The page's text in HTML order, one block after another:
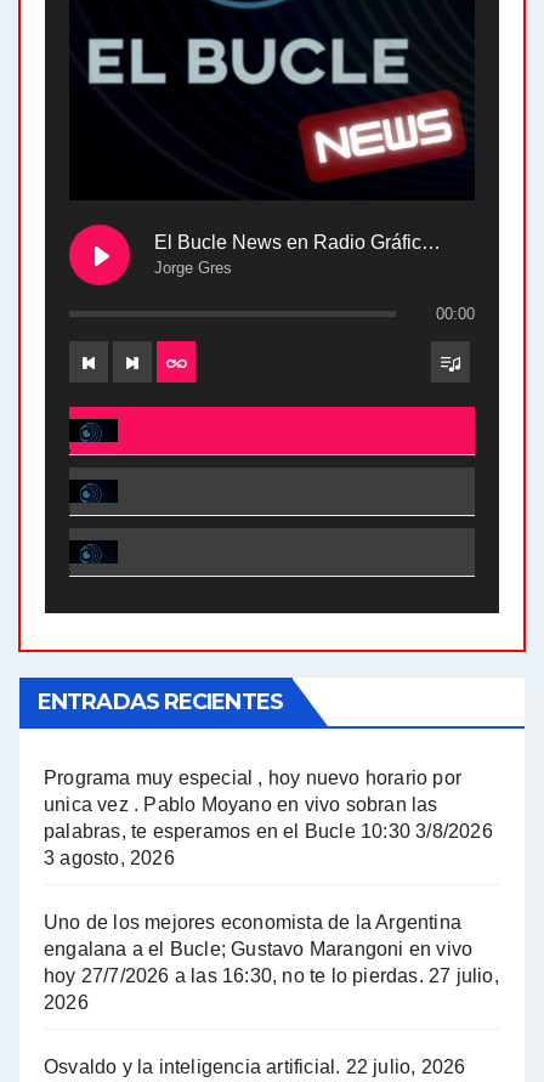
El Bucle News en Radio Gráfica. Bloque 2 . 28.04.24
Jorge Gres
00:00
El Bucle News en Radio Gráfica. Bloque 2 . 28.04.24 - Jorge Gres
El Bucle News en Radio Gráfica. Bloque 1 . 28.04.24 - Jorge Gres
El Bucle News en Radio Gráfica. Bloque 2 . 21.04.24 - Jorge Gres
A mayor poder al empresariado le cuesta encontrar resistencia - Jose Urtubey con Jorge Gres
Hugo Yasky : Día de la Militancia - Hugo Yasky con Jorge Gres
Hugo Yasky sobre la Coordinadora de las Industrias de Productos Alimenticios (COPAL) - Hugo Yasky con Jorge Gres
ENTRADAS RECIENTES
Programa muy especial , hoy nuevo horario por
unica vez . Pablo Moyano en vivo sobran las
palabras, te esperamos en el Bucle 10:30 3/8/2026
3 agosto, 2026
Uno de los mejores economista de la Argentina
engalana a el Bucle; Gustavo Marangoni en vivo
hoy 27/7/2026 a las 16:30, no te lo pierdas. 27 julio,
2026
Osvaldo y la inteligencia artificial. 22 julio, 2026